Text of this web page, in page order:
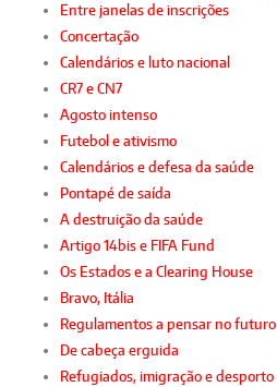
Entre janelas de inscrições
Concertação
Calendários e luto nacional
CR7 e CN7
Agosto intenso
Futebol e ativismo
Calendários e defesa da saúde
Pontapé de saída
A destruição da saúde
Artigo 14bis e FIFA Fund
Os Estados e a Clearing House
Bravo, Itália
Regulamentos a pensar no futuro
De cabeça erguida
Refugiados, imigração e desporto